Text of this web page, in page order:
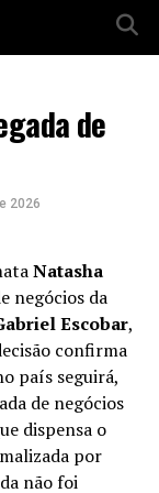
de
2026
Natasha
negócios da
Escobar,
confirma
país seguirá,
de negócios
dispensa o
por
não foi